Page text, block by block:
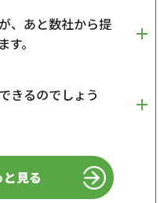
、あと数社から提
。
きるのでしょう
見る